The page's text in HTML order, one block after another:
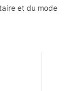
et du mode